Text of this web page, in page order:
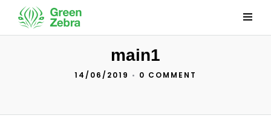
main1
14/06/2019 • 0 COMMENT